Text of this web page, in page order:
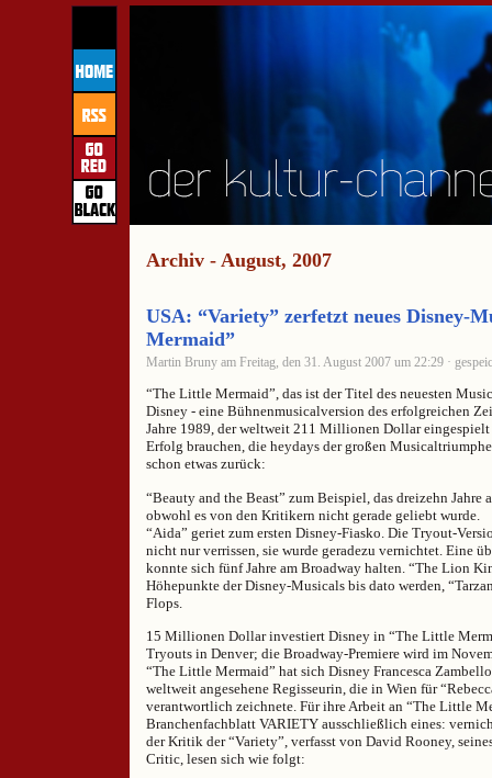
Archiv - August, 2007
USA: “Variety” zerfetzt neues Disney-
Mermaid”
Martin Bruny am Freitag, den 31. August 2007 um 22:29 ·
“The Little Mermaid”, das ist der Titel des neuesten
Disney - eine Bühnenmusicalversion des erfolgreichen
Jahre 1989, der weltweit 211 Millionen Dollar
Erfolg brauchen, die heydays der großen
schon etwas zurück:
“Beauty and the Beast” zum Beispiel, das dreizehn Jahre
obwohl es von den Kritikern nicht gerade geliebt wurde.
“Aida” geriet zum ersten Disney-Fiasko. Die Tryout-
nicht nur verrissen, sie wurde geradezu vernichtet. Eine
konnte sich fünf Jahre am Broadway halten. “The Lion
Höhepunkte der Disney-Musicals bis dato werden,
Flops.
15 Millionen Dollar investiert Disney in “The Little
Tryouts in Denver; die Broadway-Premiere wird im
“The Little Mermaid” hat sich Disney Francesca
weltweit angesehene Regisseurin, die in Wien für
verantwortlich zeichnete. Für ihre Arbeit an “The Little
Branchenfachblatt VARIETY ausschließlich eines:
der Kritik der “Variety”, verfasst von David Rooney,
Critic, lesen sich wie folgt: